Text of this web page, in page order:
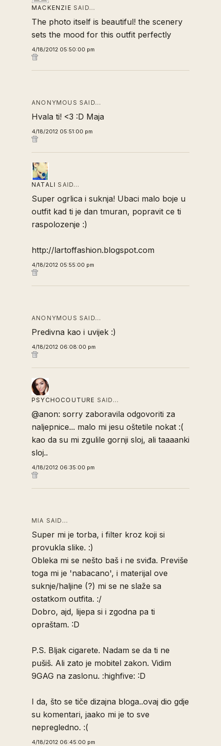
MACKENZIE SAID…
The photo itself is beautiful! the scenery
sets the mood for this outfit perfectly
4/18/2012 05:50:00 pm
ANONYMOUS SAID…
Hvala ti! <3 :D Maja
4/18/2012 05:51:00 pm
NATALI SAID…
Super ogrlica i suknja! Ubaci malo boje u
outfit kad ti je dan tmuran, popravit ce ti
raspolozenje :)
http://lartoffashion.blogspot.com
4/18/2012 05:55:00 pm
ANONYMOUS SAID…
Predivna kao i uvijek :)
4/18/2012 06:08:00 pm
PSYCHOCOUTURE SAID…
@anon: sorry zaboravila odgovoriti za
naljepnice... malo mi jesu oštetile nokat :(
kao da su mi zgulile gornji sloj, ali taaaanki
sloj..
4/18/2012 06:35:00 pm
MIA SAID…
Super mi je torba, i filter kroz koji si
provukla slike. :)
Obleka mi se nešto baš i ne sviđa. Previše
toga mi je 'nabacano', i materijal ove
suknje/haljine (?) mi se ne slaže sa
ostatkom outfita. :/
Dobro, ajd, lijepa si i zgodna pa ti
opraštam. :D
P.S. Bljak cigarete. Nadam se da ti ne
pušiš. Ali zato je mobitel zakon. Vidim
9GAG na zaslonu. :highfive: :D
I da, što se tiče dizajna bloga..ovaj dio gdje
su komentari, jaako mi je to sve
nepregledno. :(
4/18/2012 06:45:00 pm